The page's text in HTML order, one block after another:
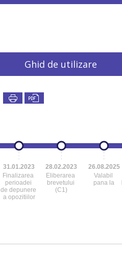
Ghid de utilizare
31.01.2023
Finalizarea
perioadei
de depunere
a opozitiilor
28.02.2023
Eliberarea
brevetului
(C1)
26.08.2025
Valabil
pana la